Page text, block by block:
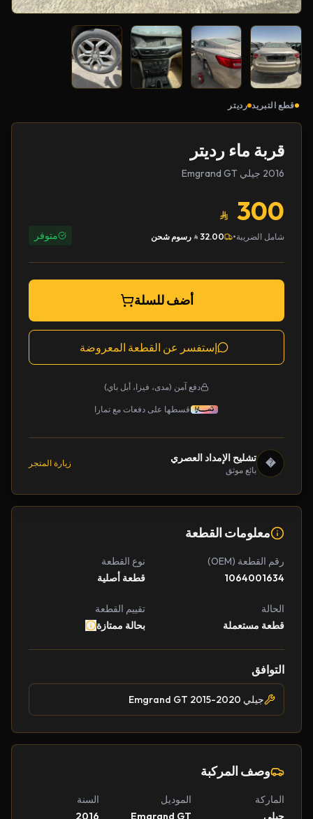
قطع التبريد رديتر
قربة ماء رديتر
2016 جيلي Emgrand GT
300
شامل الضريبة•
32.00 رسوم شحن متوفر
أضف للسلة
إستفسر عن القطعة المعروضة
دفع آمن (مدى، فيزا، أبل باي)
قسطها على دفعات مع تمارا
� تشليح الإمداد العصري
بائع موثق
زيارة المتجر
معلومات القطعة
رقم القطعة (OEM)
1064001634
نوع القطعة
قطعة أصلية
الحالة
قطعة مستعملة
تقييم القطعة
بحالة ممتازة
التوافق
جيلي Emgrand GT 2015-2020
وصف المركبة
الماركة
الموديل
السنة